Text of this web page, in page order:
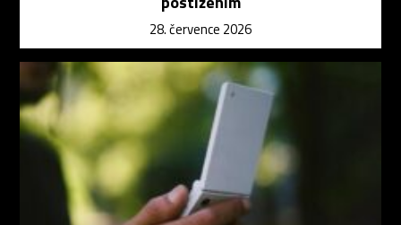
28. července 2026